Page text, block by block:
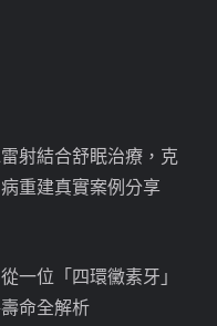
射結合舒眠治療，克
重建真實案例分享
一位「四環黴素牙」
命全解析